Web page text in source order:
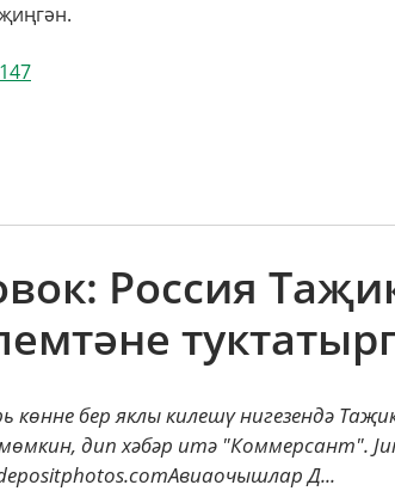
Россия
көнне бер яклы килешү нигезендә
дип хәбәр итә "Коммерсант".
Д...